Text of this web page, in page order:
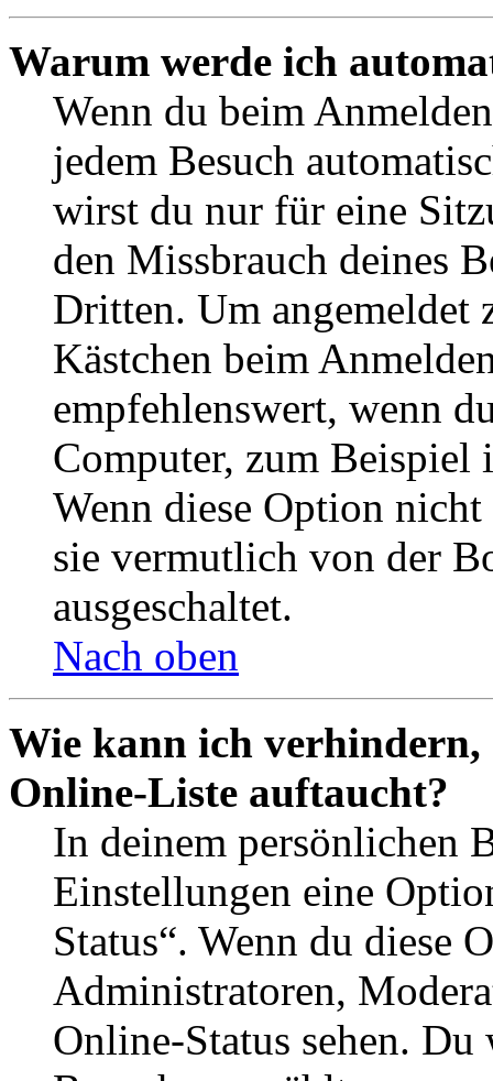
Warum werde ich
Wenn du beim
jedem Besuch
wirst du nur für eine
den Missbrauch deines
Dritten. Um angemeldet
Kästchen beim
empfehlenswert, wenn
Computer, zum Beispiel
Wenn diese Option
sie vermutlich von der
ausgeschaltet.
Nach oben
Wie kann ich verhindern,
Online-Liste auftaucht?
In deinem persönlichen
Einstellungen eine
Status“. Wenn du diese
Administratoren,
Online-Status sehen.